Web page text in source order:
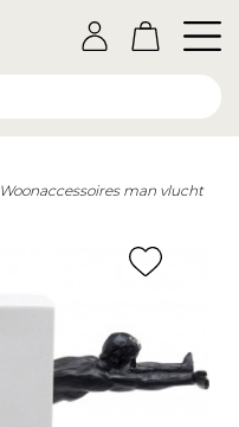
Woonaccessoires man vlucht